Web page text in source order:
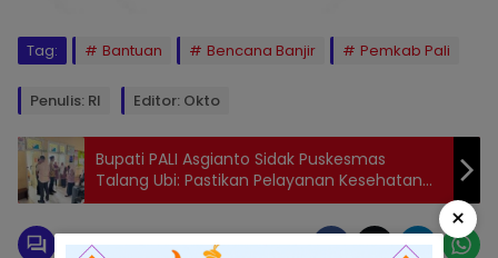
Tag: Bantuan Bencana Banjir Pemkab Pali
Penulis: Rl Editor: Okto
Bupati PALI Asgianto Sidak Puskesmas
Talang Ubi: Pastikan Pelayanan Kesehatan
Ramah dan Profesional
×